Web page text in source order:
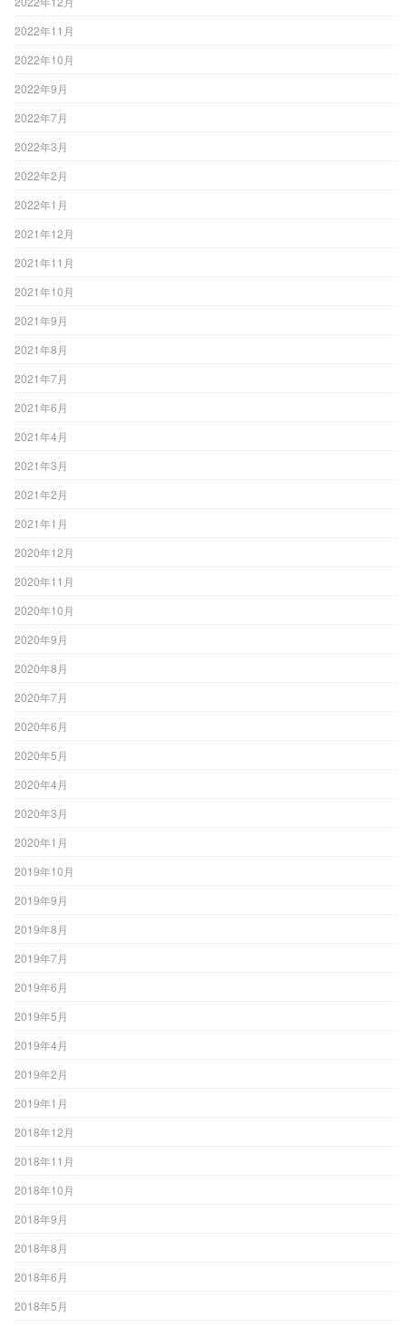
2022年11月
2022年10月
2022年9月
2022年7月
2022年3月
2022年2月
2022年1月
2021年12月
2021年11月
2021年10月
2021年9月
2021年8月
2021年7月
2021年6月
2021年4月
2021年3月
2021年2月
2021年1月
2020年12月
2020年11月
2020年10月
2020年9月
2020年8月
2020年7月
2020年6月
2020年5月
2020年4月
2020年3月
2020年1月
2019年10月
2019年9月
2019年8月
2019年7月
2019年6月
2019年5月
2019年4月
2019年2月
2019年1月
2018年12月
2018年11月
2018年10月
2018年9月
2018年8月
2018年6月
2018年5月